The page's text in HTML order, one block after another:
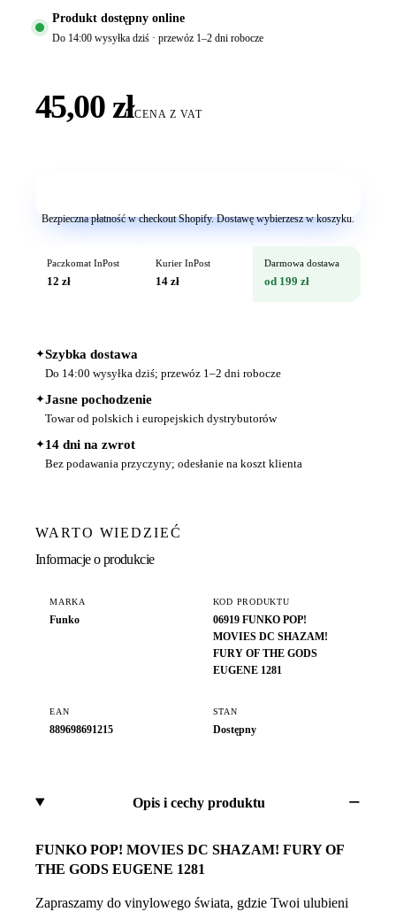
Produkt dostępny online
Do 14:00 wysyłka dziś · przewóz 1–2 dni robocze
45,00 złCENA Z VAT
Bezpieczna płatność w checkout Shopify. Dostawę wybierzesz w koszyku.
Paczkomat InPost
12 zł
Kurier InPost
14 zł
Darmowa dostawa
od 199 zł
✦Szybka dostawa
Do 14:00 wysyłka dziś; przewóz 1–2 dni robocze
✦Jasne pochodzenie
Towar od polskich i europejskich dystrybutorów
✦14 dni na zwrot
Bez podawania przyczyny; odesłanie na koszt klienta
WARTO WIEDZIEĆ
Informacje o produkcie
MARKA
Funko
KOD PRODUKTU
06919 FUNKO POP!
MOVIES DC SHAZAM!
FURY OF THE GODS
EUGENE 1281
EAN
889698691215
STAN
Dostępny
Opis i cechy produktu
FUNKO POP! MOVIES DC SHAZAM! FURY OF
THE GODS EUGENE 1281
Zapraszamy do vinylowego świata, gdzie Twoi ulubieni